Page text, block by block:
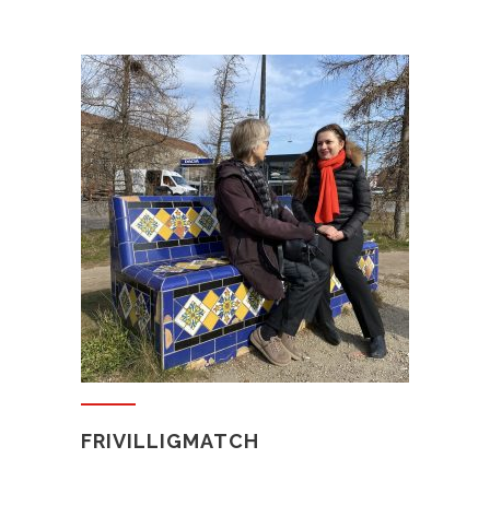
FRIVILLIGMATCH